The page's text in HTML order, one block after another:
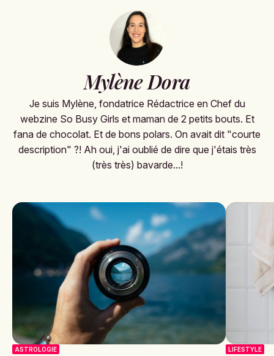
Mylène Dora
Je suis Mylène, fondatrice Rédactrice en Chef du
webzine So Busy Girls et maman de 2 petits bouts. Et
fana de chocolat. Et de bons polars. On avait dit "courte
description" ?! Ah oui, j'ai oublié de dire que j'étais très
(très très) bavarde...!
ASTROLOGIE LIFESTYLE